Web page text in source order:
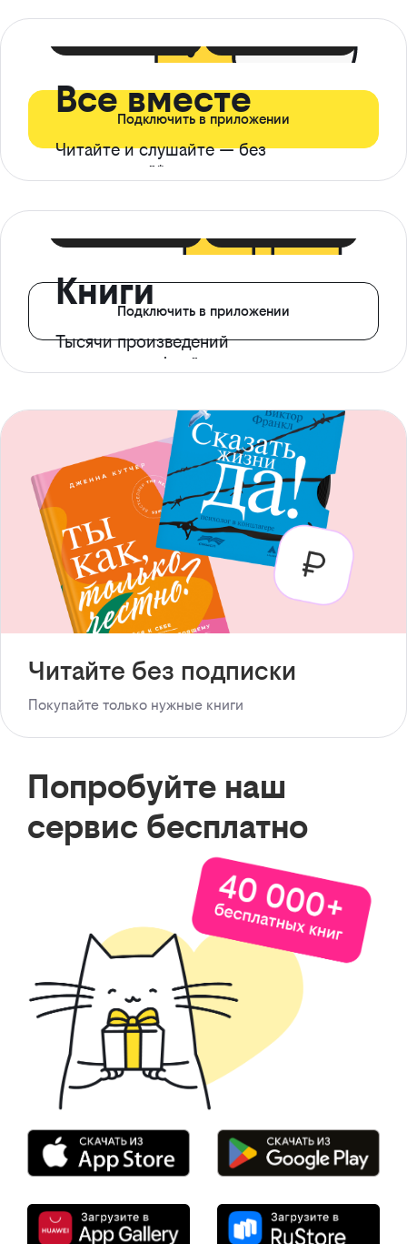
Все вместе
Читайте и слушайте — без
ограничений*
Подключить в приложении
Книги
Тысячи произведений
с доступом офлайн
Подключить в приложении
Читайте без подписки
Покупайте только нужные книги
Попробуйте наш
сервис бесплатно